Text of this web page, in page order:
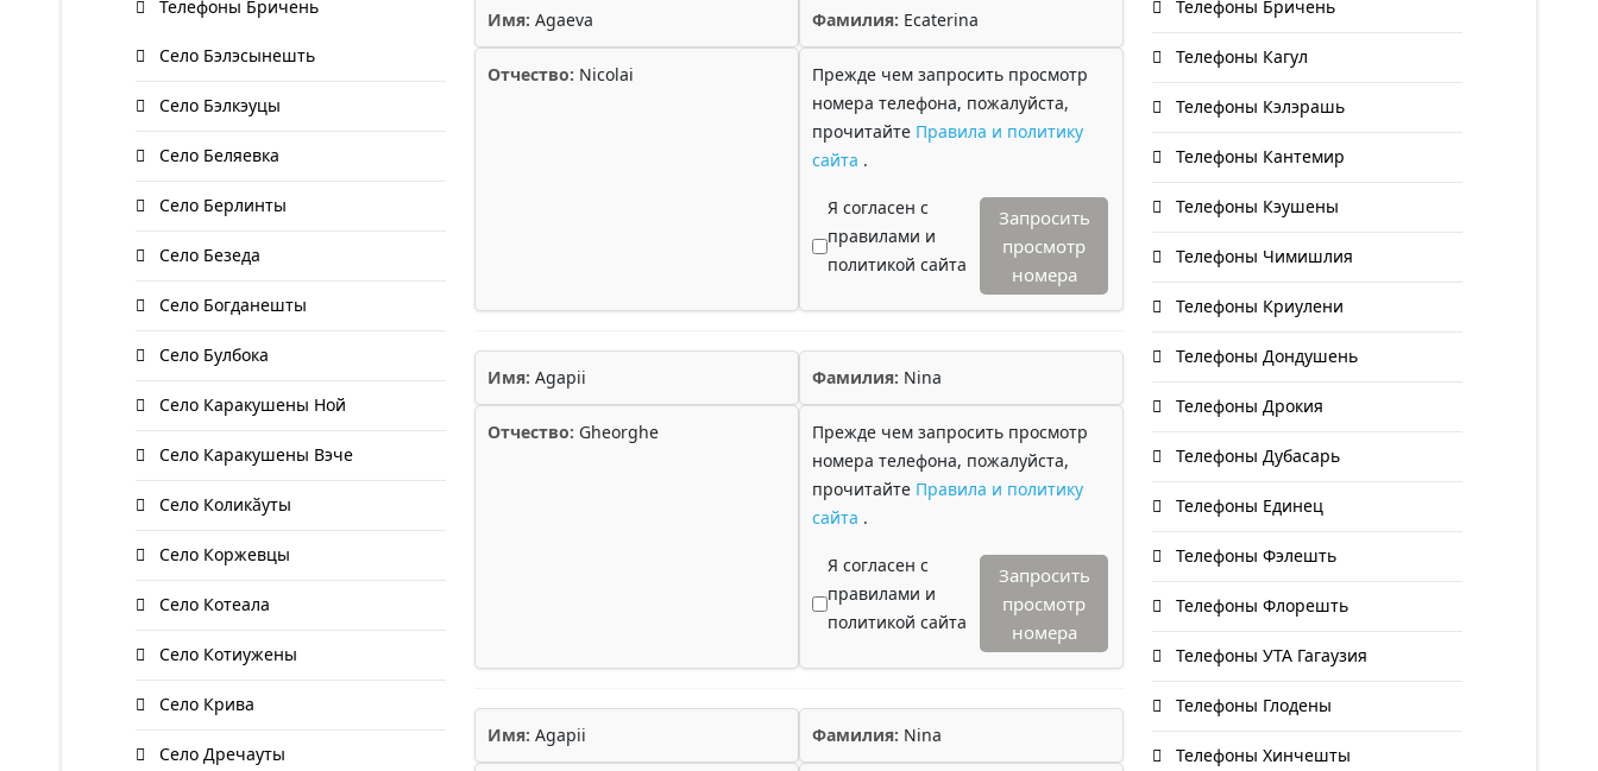
Телефоны Бричень
Село Бэлэсынешть
Село Бэлкэуцы
Село Беляевка
Село Берлинты
Село Безеда
Село Богданешты
Село Булбока
Село Каракушены Ной
Село Каракушены Вэче
Село Коликӑуты
Село Коржевцы
Село Котеала
Село Котиужены
Село Крива
Село Дречауты
Имя: Agaeva Фамилия: Ecaterina
Отчество: Nicolai
Прежде чем запросить просмотр
номера телефона, пожалуйста,
прочитайте Правила и политику
сайта .
Я согласен с
правилами и
политикой сайта
Запросить
просмотр
номера
Имя: Agapii Фамилия: Nina
Отчество: Gheorghe
Прежде чем запросить просмотр
номера телефона, пожалуйста,
прочитайте Правила и политику
сайта .
Я согласен с
правилами и
политикой сайта
Запросить
просмотр
номера
Имя: Agapii Фамилия: Nina
Телефоны Бричень
Телефоны Кагул
Телефоны Кэлэрашь
Телефоны Кантемир
Телефоны Кэушены
Телефоны Чимишлия
Телефоны Криулени
Телефоны Дондушень
Телефоны Дрокия
Телефоны Дубасарь
Телефоны Единец
Телефоны Фэлешть
Телефоны Флорешть
Телефоны УТА Гагаузия
Телефоны Глодены
Телефоны Хинчешты